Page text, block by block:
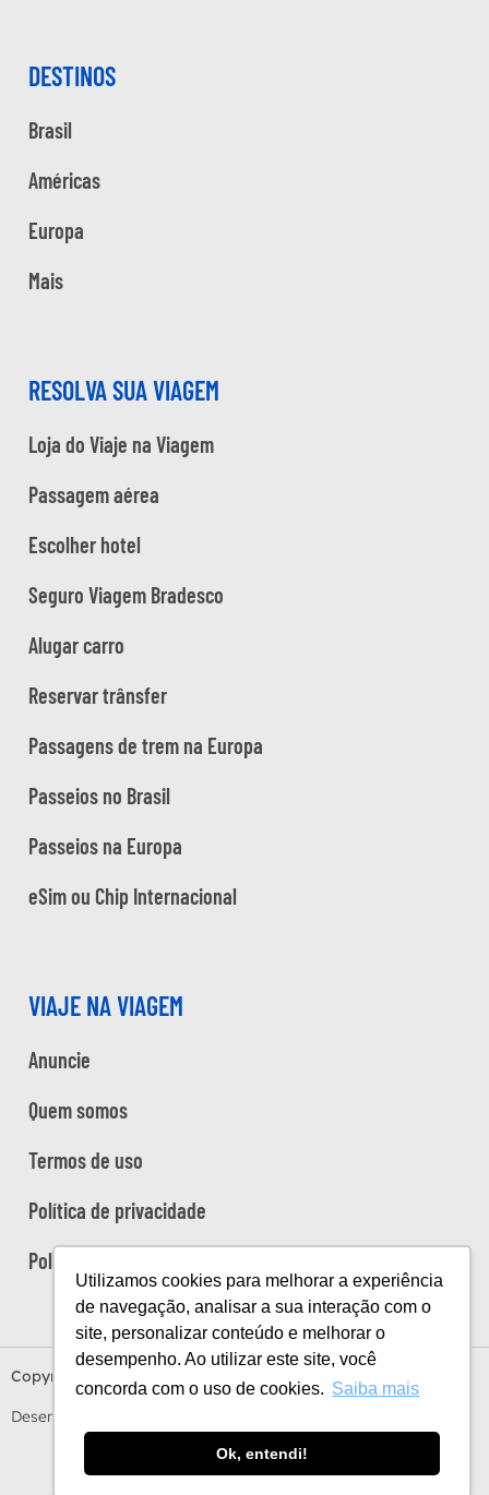
Utilizamos cookies para melhorar a experiência
de navegação, analisar a sua interação com o
site, personalizar conteúdo e melhorar o
desempenho. Ao utilizar este site, você
concorda com o uso de cookies. Saiba mais
Ok, entendi!
DESTINOS
Brasil
Américas
Europa
Mais
RESOLVA SUA VIAGEM
Loja do Viaje na Viagem
Passagem aérea
Escolher hotel
Seguro Viagem Bradesco
Alugar carro
Reservar trânsfer
Passagens de trem na Europa
Passeios no Brasil
Passeios na Europa
eSim ou Chip Internacional
VIAJE NA VIAGEM
Anuncie
Quem somos
Termos de uso
Política de privacidade
Política de cookies
Copyright Viaje na Viagem © 2026
Desenvolvido por